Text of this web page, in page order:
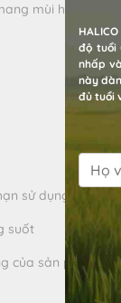
mùi hương
sử dụng
suốt
của sản phẩm,
độ tuổi
nhấp
này
đủ tuổi